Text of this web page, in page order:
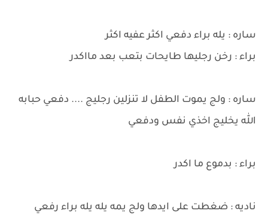
ساره : يله براء دفعي اكثر عفيه اكثر
براء : رخن رجليها طايحات بتعب بعد مااكدر
ساره : ولج يموت الطفل لا تنزلين رجليج .... دفعي حبابه
الله يخليج اخذي نفس ودفعي
براء : بدموع ما اكدر
ناديه : ضغطت على ايدها ولج يمه يله يله براء رفعي